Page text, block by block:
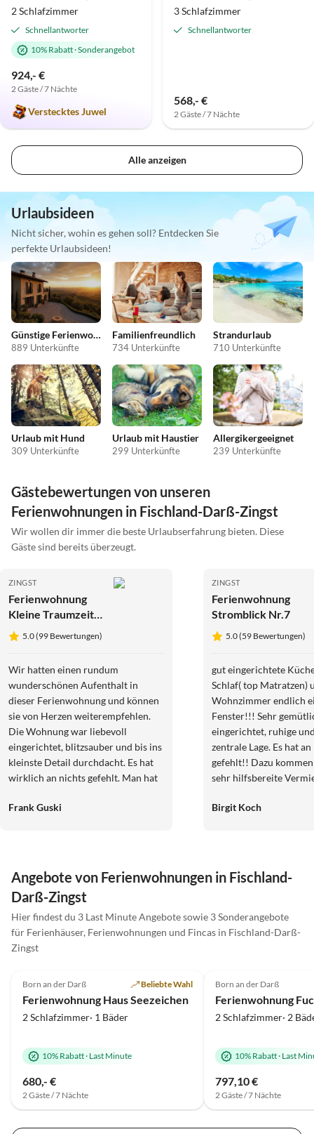
2 Schlafzimmer
Schnellantworter
10% Rabatt·Sonderangebot
924,- €
2 Gäste / 7 Nächte
Verstecktes Juwel
3 Schlafzimmer
Schnellantworter
568,- €
2 Gäste / 7 Nächte
Alle anzeigen
Urlaubsideen
Nicht sicher, wohin es gehen soll? Entdecken Sie
perfekte Urlaubsideen!
Günstige Ferienwohnungen
889 Unterkünfte
Familienfreundlich
734 Unterkünfte
Strandurlaub
710 Unterkünfte
Urlaub mit Hund
309 Unterkünfte
Urlaub mit Haustier
299 Unterkünfte
Allergikergeeignet
239 Unterkünfte
Gästebewertungen von unseren
Ferienwohnungen in Fischland-Darß-Zingst
Wir wollen dir immer die beste Urlaubserfahrung bieten. Diese
Gäste sind bereits überzeugt.
ZINGST
Ferienwohnung
Kleine Traumzeit
Zingst5.0 (99 Bewertungen)
Wir hatten einen rundum
wunderschönen Aufenthalt in
dieser Ferienwohnung und können
sie von Herzen weiterempfehlen.
Die Wohnung war liebevoll
eingerichtet, blitzsauber und bis ins
kleinste Detail durchdacht. Es hat
wirklich an nichts gefehlt. Man hat
Gastgeber darauf legen, dass sich
gemütlich und wir haben uns vom
ersten Moment an wie zu Hause
gefühlt. Auch die Lage war ideal
und hat unseren Urlaub perfekt
abgerundet. Vielen Dank für die
herzliche Gastfreundschaft - wir
Frank Guski
ZINGST
Ferienwohnung
Stromblick Nr.7
5.0 (59 Bewertungen)
gut eingerichtete
Schlaf( top Matratzen) und
Wohnzimmer endlich
Fenster!!! Sehr
eingerichtet, ruhige
zentrale Lage. Es hat
gefehlt!! Dazu
sehr hilfsbereite
wieder gerne!!
Birgit Koch
Angebote von Ferienwohnungen in Fischland-
Darß-Zingst
Hier findest du 3 Last Minute Angebote sowie 3 Sonderangebote
für Ferienhäuser, Ferienwohnungen und Fincas in Fischland-Darß-
Zingst
Born an der Darß Beliebte Wahl
Ferienwohnung Haus Seezeichen
2 Schlafzimmer· 1 Bäder
10% Rabatt· Last Minute
680,- €
2 Gäste / 7 Nächte
Born an der Darß
Ferienwohnung
2 Schlafzimmer· 2
10% Rabatt· Last
797,10 €
2 Gäste / 7 Nächte